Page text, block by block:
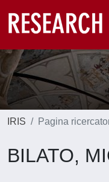
IRIS Pagina
BILATO,